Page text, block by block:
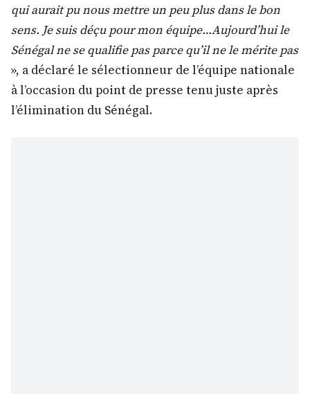
qui aurait pu nous mettre un peu plus dans le bon
sens. Je suis déçu pour mon équipe…Aujourd’hui le
Sénégal ne se qualifie pas parce qu’il ne le mérite pas
», a déclaré le sélectionneur de l’équipe nationale
à l’occasion du point de presse tenu juste après
l’élimination du Sénégal.